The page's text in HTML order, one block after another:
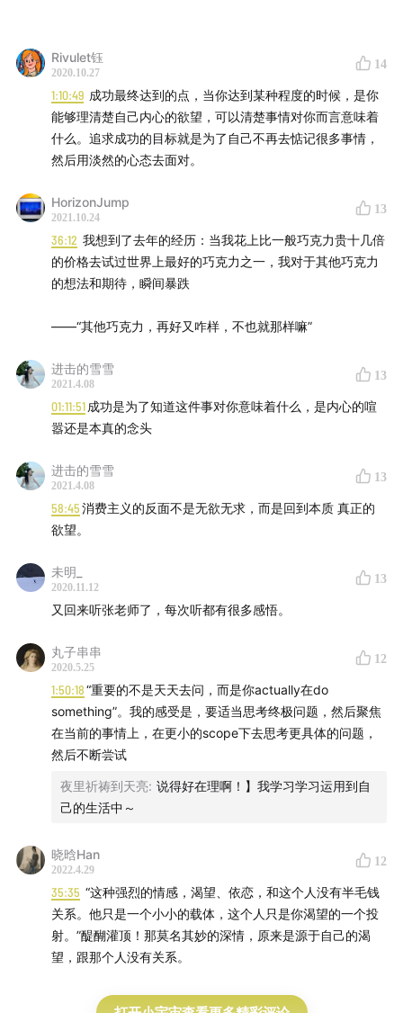
Rivulet钰
2020.10.27
14
1:10:49 成功最终达到的点，当你达到某种程度的时候，是你
能够理清楚自己内心的欲望，可以清楚事情对你而言意味着
什么。追求成功的目标就是为了自己不再去惦记很多事情，
然后用淡然的心态去面对。
HorizonJump
2021.10.24
13
36:12 我想到了去年的经历：当我花上比一般巧克力贵十几倍
的价格去试过世界上最好的巧克力之一，我对于其他巧克力
的想法和期待，瞬间暴跌
——“其他巧克力，再好又咋样，不也就那样嘛”
进击的雪雪
2021.4.08
13
01:11:51成功是为了知道这件事对你意味着什么，是内心的喧
嚣还是本真的念头
进击的雪雪
2021.4.08
13
58:45消费主义的反面不是无欲无求，而是回到本质 真正的
欲望。
未明_
2020.11.12
13
又回来听张老师了，每次听都有很多感悟。
丸子串串
2020.5.25
12
1:50:18“重要的不是天天去问，而是你actually在do
something”。我的感受是，要适当思考终极问题，然后聚焦
在当前的事情上，在更小的scope下去思考更具体的问题，
然后不断尝试
夜里祈祷到天亮: 说得好在理啊！】我学习学习运用到自
己的生活中～
晓晗Han
2022.4.29
12
35:35 “这种强烈的情感，渴望、依恋，和这个人没有半毛钱
关系。他只是一个小小的载体，这个人只是你渴望的一个投
射。”醍醐灌顶！那莫名其妙的深情，原来是源于自己的渴
望，跟那个人没有关系。